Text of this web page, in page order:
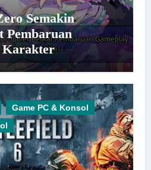
Semakin
Pembaruan
Karakter
Game PC & Konsol